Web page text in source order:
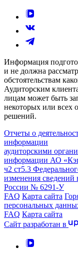
Информация
и не должна
обстоятельствам
Аудиторским
лицам может быть
некоторых или всех
решений.
Отчеты о
информации
аудиторскими
информации АО
ч2 ст5.3
изменения сведений
России № 6291-У
FAQ Карта сайта
персональных
FAQ Карта сайта
Сайт разработан в